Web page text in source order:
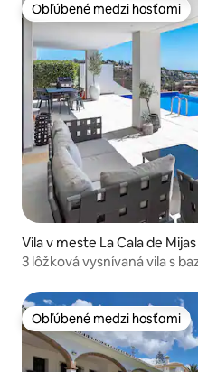
Obľúbené medzi hosťami
Obľúbené medzi hosťami
Vila v meste La Cala de Mijas
3 lôžková vysnívaná vila s
Obľúbené medzi hosťami
Obľúbené medzi hosťami